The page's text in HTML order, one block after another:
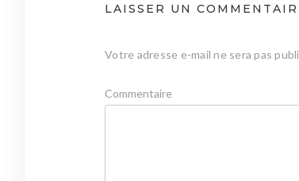
LAISSER UN
Votre adresse e-mail ne sera pas
Commentaire